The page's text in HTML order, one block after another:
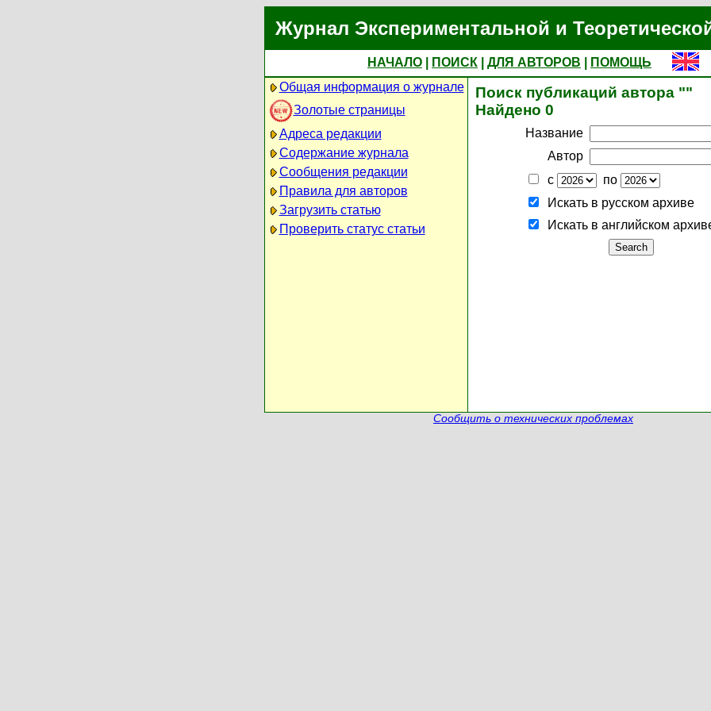
Журнал Экспериментальной и
НАЧАЛО ПОИСК ДЛЯ АВТОРОВ
ПОМОЩЬ
Общая информация о журнале
Золотые страницы
Адреса редакции
Содержание журнала
Сообщения редакции
Правила для авторов
Загрузить статью
Проверить статус статьи
Поиск публикаций автора ""
Найдено 0
Название
Автор
с
по
Искать в русском архиве
Искать в английском
Сообщить о технических проблемах